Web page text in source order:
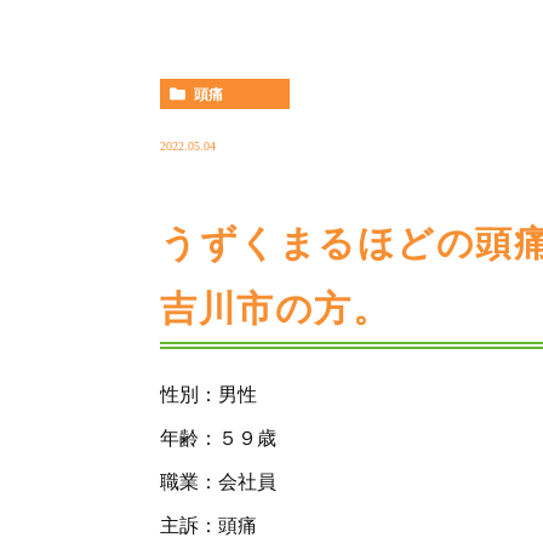
頭痛
2022.05.04
うずくまるほどの頭
吉川市の方。
性別：男性
年齢：５９歳
職業：会社員
主訴：頭痛